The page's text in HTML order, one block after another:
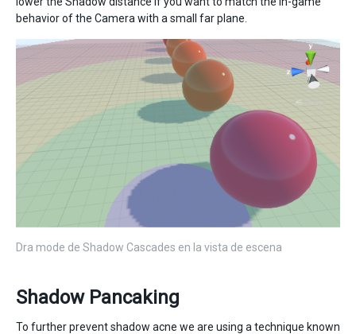
behavior of the Camera with a small far plane.
Dra mode de Shadow Cascades en la vista de escena
Shadow Pancaking
To further prevent shadow acne we are using a technique known